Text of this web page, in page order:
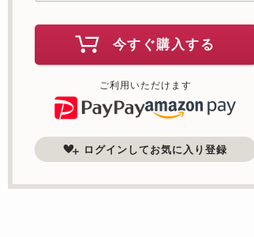
今すぐ購入する
ご利用いただけます
ログインしてお気に入り登録